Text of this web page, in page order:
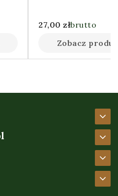
27,00 złbrutto
Zobacz